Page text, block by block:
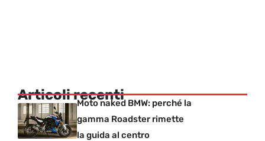
Articoli recentiMoto naked BMW: perché la
gamma Roadster rimette
la guida al centro